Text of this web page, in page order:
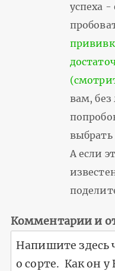
успеха
вам,
А если
Комментарии и